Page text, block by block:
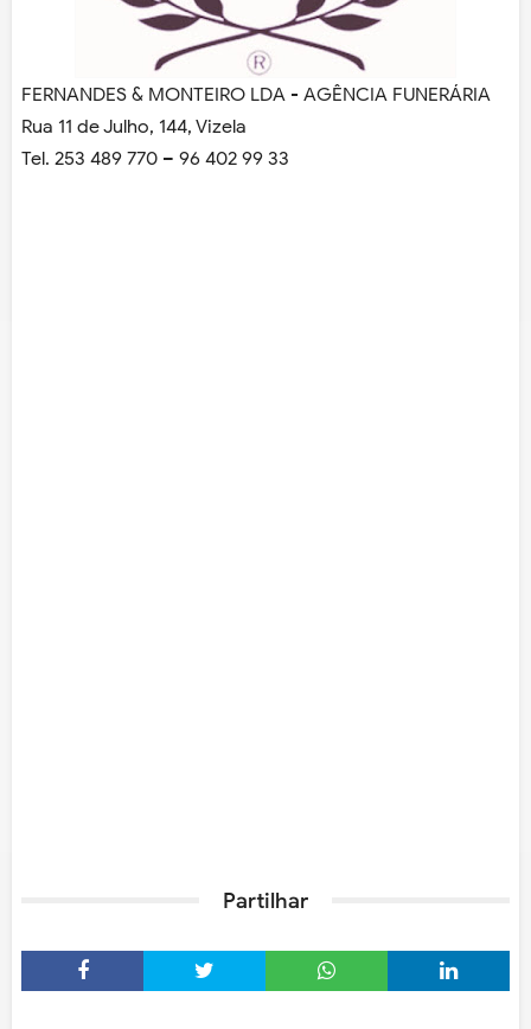
FERNANDES & MONTEIRO LDA - AGÊNCIA FUNERÁRIA
Rua 11 de Julho, 144, Vizela
Tel. 253 489 770 – 96 402 99 33
Partilhar